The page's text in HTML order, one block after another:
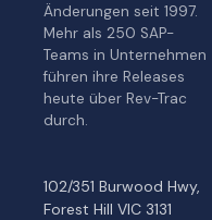
Änderungen seit 1997.
Mehr als 250 SAP-
Teams in Unternehmen
führen ihre Releases
heute über Rev-Trac
durch.
102/351 Burwood Hwy,
Forest Hill VIC 3131